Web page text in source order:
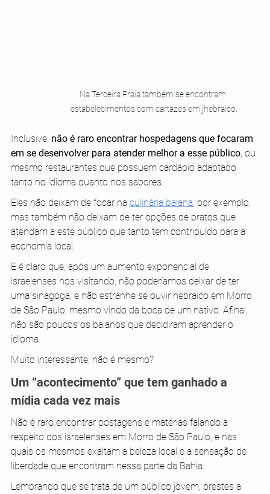
Na Terceira Praia também se encontram
estabelecimentos com cartazes em jhebraico.
Inclusive, não é raro encontrar hospedagens que focaram
em se desenvolver para atender melhor a esse público , ou
mesmo restaurantes que possuem cardápio adaptado
tanto no idioma quanto nos sabores.
Eles não deixam de focar na culinária baiana , por exemplo,
mas também não deixam de ter opções de pratos que
atendam a este público que tanto tem contribuído para a
economia local.
E é claro que, após um aumento exponencial de
israelenses nos visitando, não poderíamos deixar de ter
uma sinagoga, e não estranhe se ouvir hebraico em Morro
de São Paulo, mesmo vindo da boca de um nativo. Afinal,
não são poucos os baianos que decidiram aprender o
idioma.
Muito interessante, não é mesmo?
Um “acontecimento” que tem ganhado a
mídia cada vez mais
Não é raro encontrar postagens e matérias falando a
respeito dos israelenses em Morro de São Paulo, e nas
quais os mesmos exaltam a beleza local e a sensação de
liberdade que encontram nessa parte da Bahia.
Lembrando que se trata de um público jovem, prestes a